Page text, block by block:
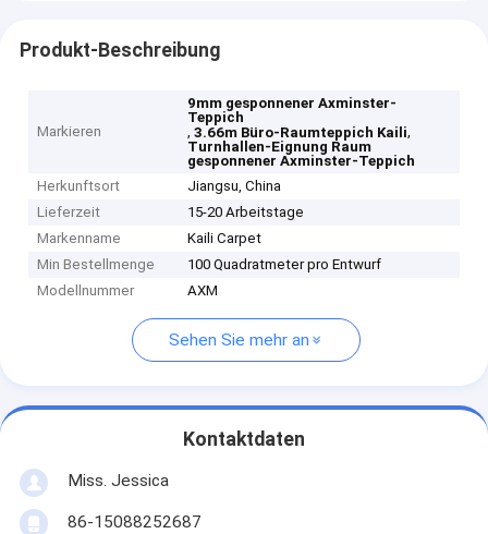
Produkt-Beschreibung
Markieren
9mm gesponnener Axminster-
Teppich
,3.66m Büro-Raumteppich Kaili,
Turnhallen-Eignung Raum
gesponnener Axminster-Teppich
Herkunftsort
Jiangsu, China
Lieferzeit
15-20 Arbeitstage
Markenname
Kaili Carpet
Min Bestellmenge
100 Quadratmeter pro Entwurf
Modellnummer
AXM
Sehen Sie mehr an
Kontaktdaten
Miss. Jessica
86-15088252687